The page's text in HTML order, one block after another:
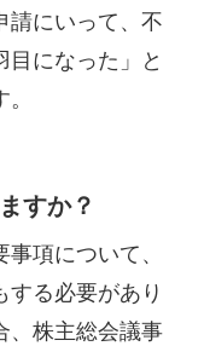
請にいって、不
目になった」と
すか？
項について、
する必要があり
、株主総会議事